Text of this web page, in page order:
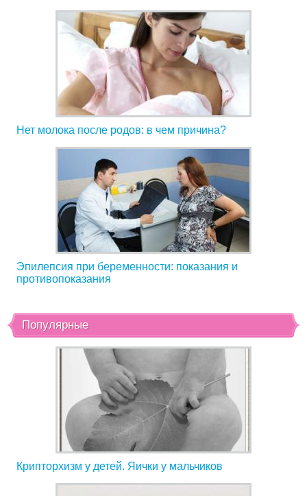
Нет молока после родов: в чем причина?
Эпилепсия при беременности: показания и
противопоказания
Популярные
Крипторхизм у детей. Яички у мальчиков